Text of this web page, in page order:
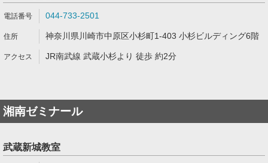
044-733-2501
神奈川県川崎市中原区小杉町1-403 小杉ビルディング6階
JR南武線 武蔵小杉より 徒歩 約2分
湘南ゼミナール
武蔵新城教室